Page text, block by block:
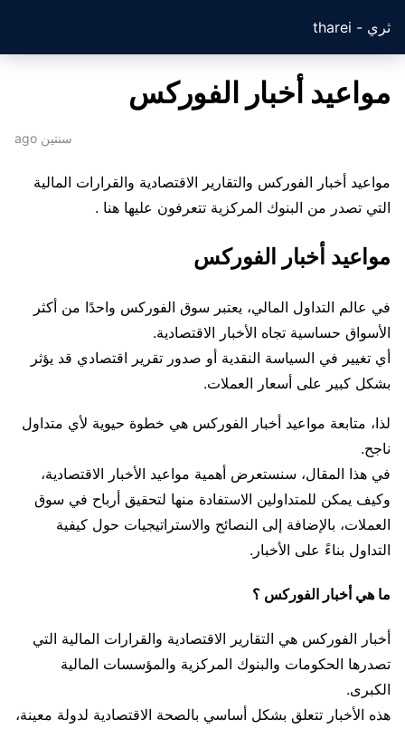
ثري - tharei
مواعيد أخبار الفوركس
سنتين ago
مواعيد أخبار الفوركس والتقارير الاقتصادية والقرارات المالية
التي تصدر من البنوك المركزية تتعرفون عليها هنا .
مواعيد أخبار الفوركس
في عالم التداول المالي، يعتبر سوق الفوركس واحدًا من أكثر
الأسواق حساسية تجاه الأخبار الاقتصادية.
أي تغيير في السياسة النقدية أو صدور تقرير اقتصادي قد يؤثر
بشكل كبير على أسعار العملات.
لذا، متابعة مواعيد أخبار الفوركس هي خطوة حيوية لأي متداول
ناجح.
في هذا المقال، سنستعرض أهمية مواعيد الأخبار الاقتصادية،
وكيف يمكن للمتداولين الاستفادة منها لتحقيق أرباح في سوق
العملات، بالإضافة إلى النصائح والاستراتيجيات حول كيفية
التداول بناءً على الأخبار.
ما هي أخبار الفوركس ؟
أخبار الفوركس هي التقارير الاقتصادية والقرارات المالية التي
تصدرها الحكومات والبنوك المركزية والمؤسسات المالية
الكبرى.
هذه الأخبار تتعلق بشكل أساسي بالصحة الاقتصادية لدولة معينة،